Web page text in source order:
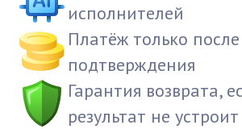
исполнителей
Платёж только после
подтверждения
Гарантия возврата,
результат не устроит